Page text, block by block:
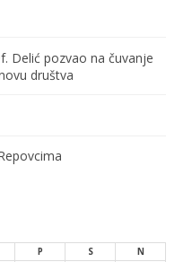
Delić pozvao na čuvanje
društva
P S
N